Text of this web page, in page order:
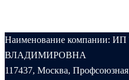
Наименование
ВЛАДИМИРОВНА
117437, Москва, Профсоюзная